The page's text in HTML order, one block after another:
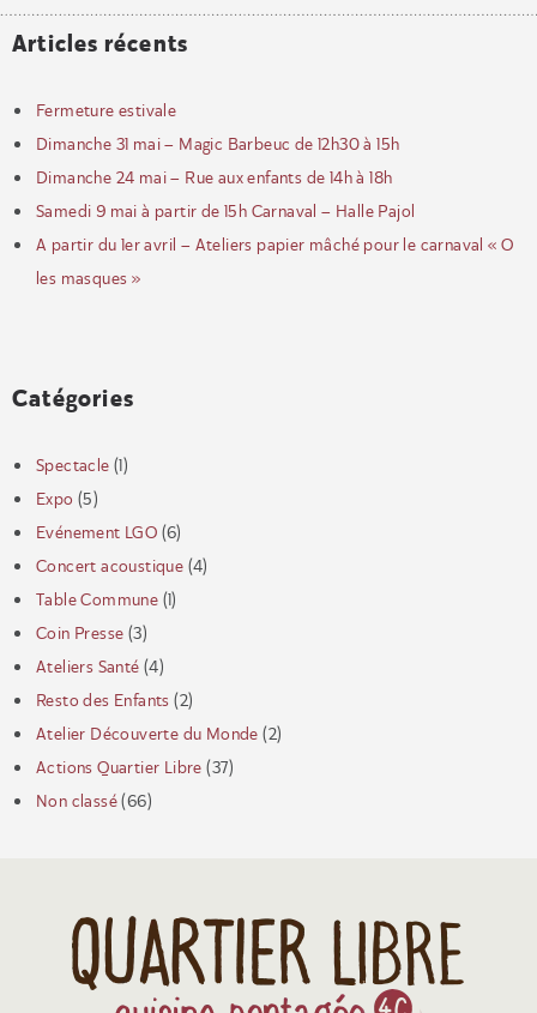
Articles récents
Fermeture estivale
Dimanche 31 mai – Magic Barbeuc de 12h30 à 15h
Dimanche 24 mai – Rue aux enfants de 14h à 18h
Samedi 9 mai à partir de 15h Carnaval – Halle Pajol
A partir du 1er avril – Ateliers papier mâché pour le carnaval « O
les masques »
Catégories
Spectacle (1)
Expo (5)
Evénement LGO (6)
Concert acoustique (4)
Table Commune (1)
Coin Presse (3)
Ateliers Santé (4)
Resto des Enfants (2)
Atelier Découverte du Monde (2)
Actions Quartier Libre (37)
Non classé(66)